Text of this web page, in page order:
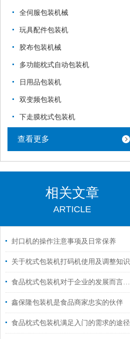
全伺服包装机械
玩具配件包装机
胶布包装机械
多功能枕式自动包装机
日用品包装机
双变频包装机
下走膜枕式包装机
查看更多
相关文章
ARTICLE
封口机的操作注意事项及日常保养
关于枕式包装机打码机使用及调整知识
食品枕式包装机对于企业的发展而言是至关重要的
鑫保隆包装机是食品商家忠实的伙伴
食品枕式包装机满足入门的需求的途径